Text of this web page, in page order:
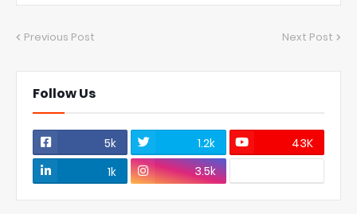
Previous Post Next Post
Follow Us
5k 1.2k
43K
1k
3.5k